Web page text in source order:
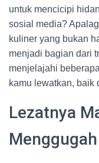
untuk mencicipi
sosial media?
kuliner yang bukan
menjadi bagian dari
menjelajahi
kamu lewatkan, baik
Lezatnya